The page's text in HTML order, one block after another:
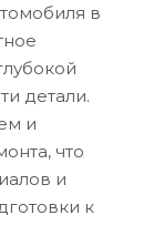
в
детали.
и
что
и
к